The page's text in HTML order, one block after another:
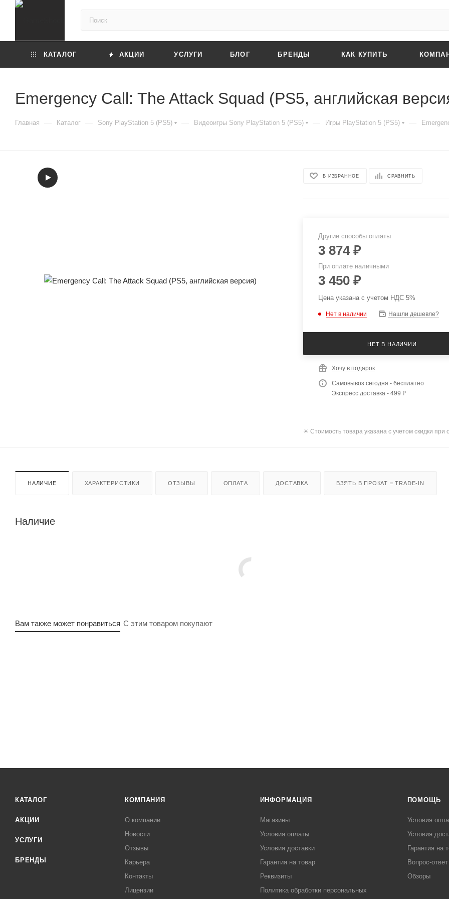
КАТАЛОГ АКЦИИ УСЛУГИ БЛОГ БРЕНДЫ КАК КУПИТЬ
Emergency Call: The Attack Squad (PS5, английская
Главная — Каталог — Sony PlayStation 5 (PS5) — Видеоигры Sony PlayStation 5 (PS5) — Игры PlayStation 5 (PS5) —
В ИЗБРАННОЕ СРАВНИТЬ
Другие способы оплаты
3 874₽
При оплате наличными
3 450 ₽
Цена указана с учетом НДС 5%
Нет в наличии Нашли дешевле?
НЕТ В НАЛИЧИИ
Хочу в подарок
Самовывоз сегодня - бесплатно
Экспресс доставка - 499 ₽
✴️ Стоимость товара указана с учетом скидки при
НАЛИЧИЕ ХАРАКТЕРИСТИКИ ОТЗЫВЫ ОПЛАТА ДОСТАВКА ВЗЯТЬ В ПРОКАТ = TRADE-IN
Наличие
Вам также может понравиться С этим товаром покупают
КАТАЛОГ
АКЦИИ
УСЛУГИ
БРЕНДЫ
КОМПАНИЯ
О компании
Новости
Отзывы
Карьера
Контакты
Лицензии
ИНФОРМАЦИЯ
Магазины
Условия оплаты
Условия доставки
Гарантия на товар
Реквизиты
Политика обработки персональных
ПОМОЩЬ
Условия
Условия
Гарантия на
Вопрос-ответ
Обзоры